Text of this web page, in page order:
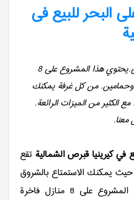
البحر للبیع فی
تقع هذه المنازل مباشرة على الشاطئ.يحتوي هذا المشروع على 8
من 3 غرف نوم وحمامين. من كل غرفة يمكنك
الكثير من الميزات الرائعة.
معنا.
في كيرينيا قبرص الشمالية تقع
يمكنك الاستمتاع بالشروق
وقضاء عطلة ممتعة. يحتوي هذا المشروع على 8 منازل فاخرة